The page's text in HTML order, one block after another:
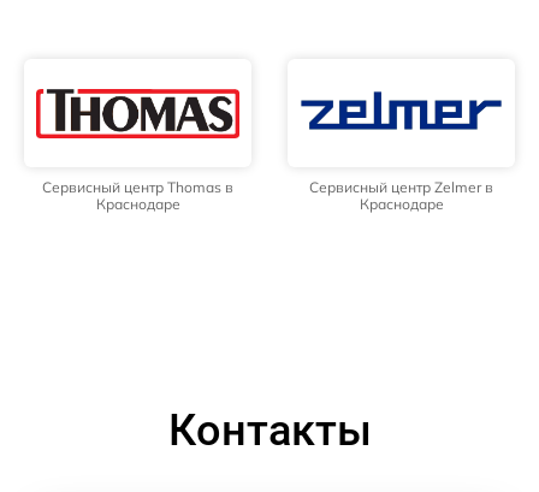
Сервисный центр Thomas в
Краснодаре
Сервисный центр Zelmer в
Краснодаре
Контакты